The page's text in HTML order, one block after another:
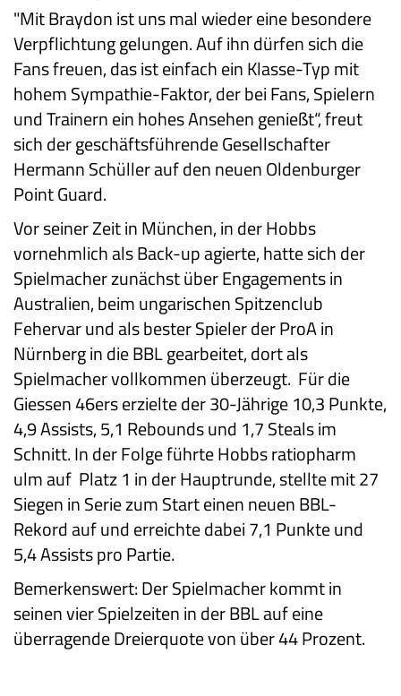
"Mit Braydon ist uns mal wieder eine besondere
Verpflichtung gelungen. Auf ihn dürfen sich die
Fans freuen, das ist einfach ein Klasse-Typ mit
hohem Sympathie-Faktor, der bei Fans, Spielern
und Trainern ein hohes Ansehen genießt“, freut
sich der geschäftsführende Gesellschafter
Hermann Schüller auf den neuen Oldenburger
Point Guard.
Vor seiner Zeit in München, in der Hobbs
vornehmlich als Back-up agierte, hatte sich der
Spielmacher zunächst über Engagements in
Australien, beim ungarischen Spitzenclub
Fehervar und als bester Spieler der ProA in
Nürnberg in die BBL gearbeitet, dort als
Spielmacher vollkommen überzeugt. Für die
Giessen 46ers erzielte der 30-Jährige 10,3 Punkte,
4,9 Assists, 5,1 Rebounds und 1,7 Steals im
Schnitt. In der Folge führte Hobbs ratiopharm
ulm auf Platz 1 in der Hauptrunde, stellte mit 27
Siegen in Serie zum Start einen neuen BBL-
Rekord auf und erreichte dabei 7,1 Punkte und
5,4 Assists pro Partie.
Bemerkenswert: Der Spielmacher kommt in
seinen vier Spielzeiten in der BBL auf eine
überragende Dreierquote von über 44 Prozent.